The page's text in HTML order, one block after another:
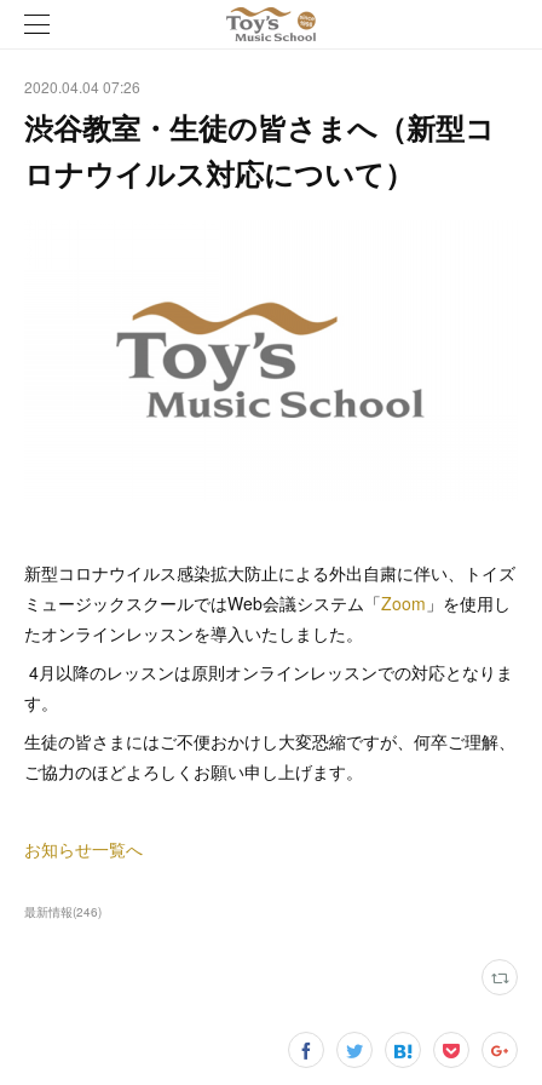
2020.04.04 07:26
渋谷教室・生徒の皆さまへ（新型コ
ロナウイルス対応について）
新型コロナウイルス感染拡大防止による外出自粛に伴い、トイズ
ミュージックスクールではWeb会議システム「Zoom 」を使用し
たオンラインレッスンを導入いたしました。
4月以降のレッスンは原則オンラインレッスンでの対応となりま
す。
生徒の皆さまにはご不便おかけし大変恐縮ですが、何卒ご理解、
ご協力のほどよろしくお願い申し上げます。
お知らせ一覧へ
最新情報(246)